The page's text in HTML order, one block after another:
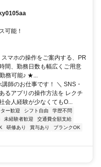
可能！
マホの操作をご案内する、PR
間、勤務日数も幅広くご用意
務可能♪ ★...
師のお仕事です！ ＼ SNS・
るアプリの操作方法を レクチ
会人経験が少なくてもO...
ー歓迎 シフト自由
学歴不問
未経験者歓迎
交通費全額支給
研修あり 賞与あり
ブランクOK